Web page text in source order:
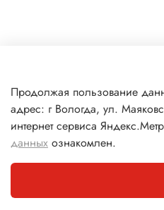
Продолжая пользование
адрес: г Вологда, ул.
интернет сервиса
данных ознакомлен.